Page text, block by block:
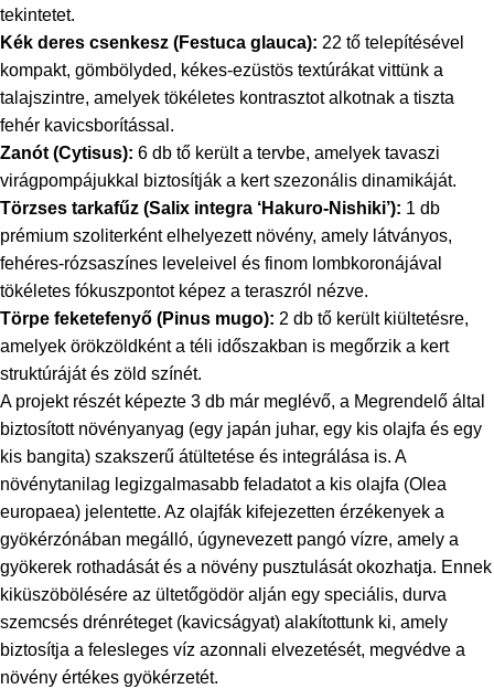
tekintetet.
Kék deres csenkesz (Festuca glauca): 22 tő telepítésével
kompakt, gömbölyded, kékes-ezüstös textúrákat vittünk a
talajszintre, amelyek tökéletes kontrasztot alkotnak a tiszta
fehér kavicsborítással.
Zanót (Cytisus): 6 db tő került a tervbe, amelyek tavaszi
virágpompájukkal biztosítják a kert szezonális dinamikáját.
Törzses tarkafűz (Salix integra ‘Hakuro-Nishiki’): 1 db
prémium szoliterként elhelyezett növény, amely látványos,
fehéres-rózsaszínes leveleivel és finom lombkoronájával
tökéletes fókuszpontot képez a teraszról nézve.
Törpe feketefenyő (Pinus mugo): 2 db tő került kiültetésre,
amelyek örökzöldként a téli időszakban is megőrzik a kert
struktúráját és zöld színét.
A projekt részét képezte 3 db már meglévő, a Megrendelő által
biztosított növényanyag (egy japán juhar, egy kis olajfa és egy
kis bangita) szakszerű átültetése és integrálása is. A
növénytanilag legizgalmasabb feladatot a kis olajfa (Olea
europaea) jelentette. Az olajfák kifejezetten érzékenyek a
gyökérzónában megálló, úgynevezett pangó vízre, amely a
gyökerek rothadását és a növény pusztulását okozhatja. Ennek
kiküszöbölésére az ültetőgödör alján egy speciális, durva
szemcsés drénréteget (kavicságyat) alakítottunk ki, amely
biztosítja a felesleges víz azonnali elvezetését, megvédve a
növény értékes gyökérzetét.